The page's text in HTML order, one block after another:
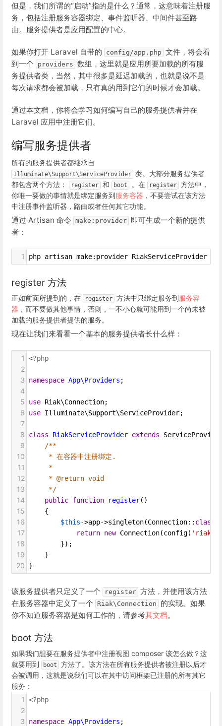
但是，我们所谓的“启动”指的是什么？通常，这意味着注册服
务，包括注册服务容器绑定、事件监听器、中间件甚至路
由。服务提供者是应用配置的中心。
如果你打开 Laravel 自带的 config/app.php 文件，将会看
到一个
providers 数组，这里就是应用所要加载的所有服
务提供者类，当然，其中很多是延迟加载的，也就是说不是
每次请求都会被加载，只有真的用到它们的时候才会加载。
通过本文档，你将会学习如何编写自己的服务提供者并在
Laravel 应用中注册它们。
编写服务提供者
所有的服务提供者都继承自
Illuminate\Support\ServiceProvider 类。大部分服务提供者
都包含两个方法：
register 和 boot 。在 register 方法中，
你唯一要做的事情就是绑定服务到服务容器 ，不要尝试在该方法
中注册事件监听器，路由或者任何其它功能。
通过 Artisan 命令 make:provider 即可生成一个新的提供
者：
1 php artisan make:provider RiakServiceProvider
register 方法
正如前面所提到的，在 register 方法中只绑定服务到服务容
器 ，而不要做其他事情，否则，一不小心就可能用到一个尚未被
加载的服务提供者提供的服务。
现在让我们来看看一个基本的服务提供者长什么样：
1 <?php
2
3
namespace App\Providers ;
4
5
use Riak\Connection;
6 use Illuminate\Support\ServiceProvider;
7
8
class RiakServiceProvider extends
9 /**
10 * 在容器中注册绑定.
11 *
12 * @return void
13 */
14 public function register()
15
    {
16 $this->app->singleton(Connection:: class
17 return new Connection(config( 'riak'
18
        });
19
    }
20 }
该服务提供者只定义了一个 register 方法，并使用该方法
在服务容器中定义了一个
Riak\Connection
的实现。如果
你不知道服务容器是如何工作的，请参考其文档。
boot 方法
如果我们想要在服务提供者中注册视图 composer 该怎么做？这
就要用到
boot
方法了。该方法在所有服务提供者被注册以后才
会被调用，这就是说我们可以在其中访问框架已注册的所有其它
服务：
1
<?php
2
3
namespace App\Providers ;